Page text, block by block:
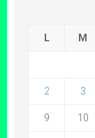
L M
2 3
9 10